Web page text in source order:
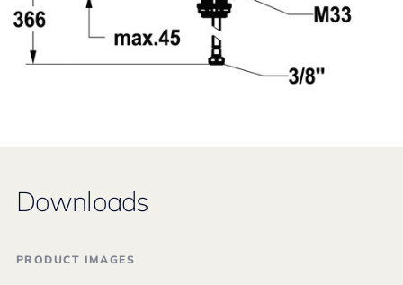
Downloads
PRODUCT IMAGES